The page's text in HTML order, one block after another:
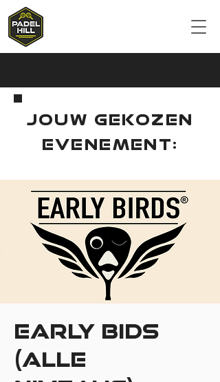
JOUW GEKOZEN
EVENEMENT:
EARLY BIDS
(ALLE